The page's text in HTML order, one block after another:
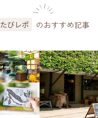
たびレポ のおすすめ記事